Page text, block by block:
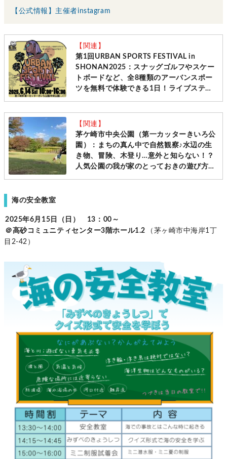
【公式情報】主催者instagram
【関連】
第1回URBAN SPORTS FESTIVAL in
SHONAN2025：スナッグゴルフやスケー
トボードなど、全8種類のアーバンスポー
ツを無料で体験できる1日！ライブステー
【関連】
茅ケ崎市中央公園（第一カッターきいろ公
園）：まちの真ん中で自然観察♪水辺の生
き物、冒険、木登り…意外と知らない！？
人気公園の我が家のとっておきの遊び方、
海の安全教室
2025年6月15日（日） 13：00～
＠高砂コミュニティセンター3階ホール1.2
（茅ヶ崎市中海岸1丁
目2-42）